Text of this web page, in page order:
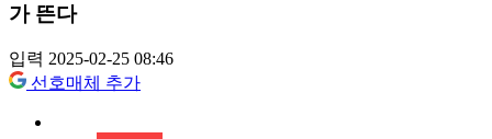
가 뜬다
입력 2025-02-25 08:46
선호매체 추가